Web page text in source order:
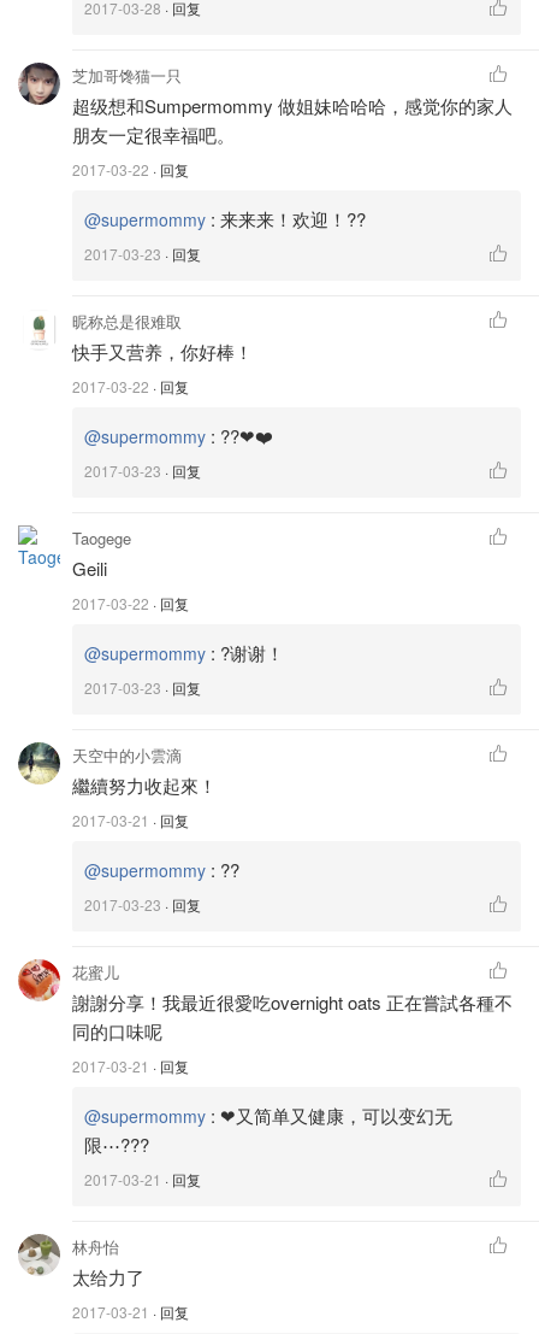
2017-03-28 · 回复
芝加哥馋猫一只
超级想和Sumpermommy 做姐妹哈哈哈，感觉你的家人
朋友一定很幸福吧。
2017-03-22 · 回复
@supermommy : 来来来！欢迎！??
2017-03-23 · 回复
昵称总是很难取
快手又营养，你好棒！
2017-03-22 · 回复
@supermommy : ??❤❤️
2017-03-23 · 回复
Taogege
Geili
2017-03-22 · 回复
@supermommy : ?谢谢！
2017-03-23 · 回复
天空中的小雲滴
繼續努力收起來！
2017-03-21 · 回复
@supermommy : ??
2017-03-23 · 回复
花蜜儿
謝謝分享！我最近很愛吃overnight oats 正在嘗試各種不
同的口味呢
2017-03-21 · 回复
@supermommy : ❤又简单又健康，可以变幻无
限⋯???
2017-03-21 · 回复
林舟怡
太给力了
2017-03-21 · 回复